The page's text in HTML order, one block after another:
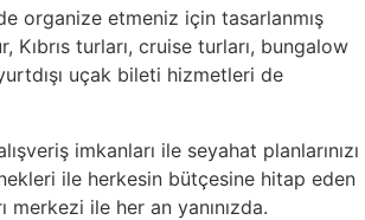
organize etmeniz için tasarlanmış
turları, cruise turları, bungalow
uçak bileti hizmetleri de
imkanları ile seyahat planlarınızı
ile herkesin bütçesine hitap eden
ile her an yanınızda.